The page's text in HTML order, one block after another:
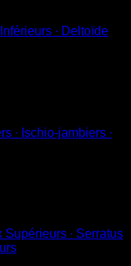
∙ Deltoïde
∙ Ischio-jambiers ∙
Supérieurs ∙ Serratus